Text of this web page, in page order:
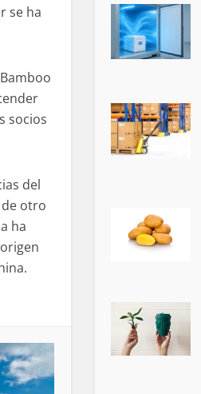
se ha
socios
del
otro
ha